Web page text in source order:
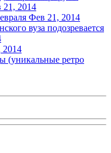
21, 2014
Фев 21, 2014
вуза подозревается
2014
(уникальные ретро